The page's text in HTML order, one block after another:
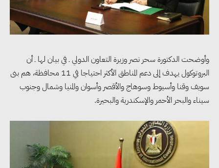
وأوضحت الدكتورة سحر نصر وزيرة التعاون الدولي ـ في بيان لها ـ أن
البروتوكول يهدف إلى دعم المناطق الأكثر احتياجا في 11 محافظة، هم بنى
سويف وقنا وأسيوط وسوهاج والأقصر وأسوان والمنيا وشمال وجنوب
سيناء والبحر الأحمر والإسكندرية والبحيرة.